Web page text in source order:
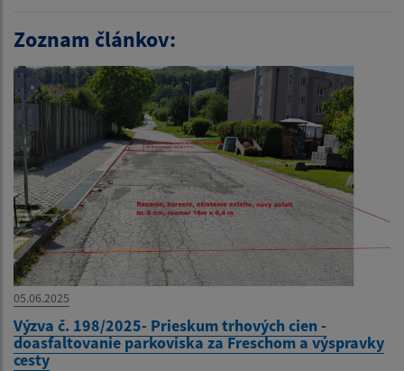
Zoznam článkov:
05.06.2025
Výzva č. 198/2025- Prieskum trhových cien -
doasfaltovanie parkoviska za Freschom a výspravky
cesty